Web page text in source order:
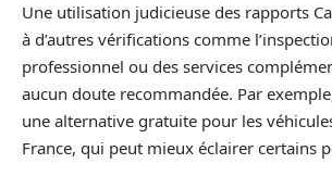
Une utilisation judicieuse des rapports
à d’autres vérifications comme
professionnel ou des services
aucun doute recommandée. Par
une alternative gratuite pour les
France, qui peut mieux éclairer certains